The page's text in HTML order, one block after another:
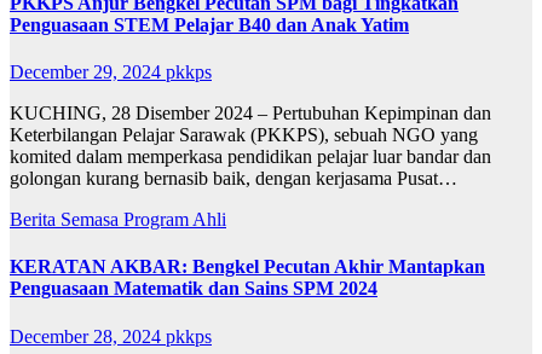
Penguasaan STEM Pelajar B40 dan Anak Yatim
December 29, 2024 pkkps
KUCHING, 28 Disember 2024 – Pertubuhan Kepimpinan dan
Keterbilangan Pelajar Sarawak (PKKPS), sebuah NGO yang
komited dalam memperkasa pendidikan pelajar luar bandar dan
golongan kurang bernasib baik, dengan kerjasama Pusat…
Berita Semasa Program Ahli
KERATAN AKBAR: Bengkel Pecutan Akhir Mantapkan
Penguasaan Matematik dan Sains SPM 2024
December 28, 2024 pkkps